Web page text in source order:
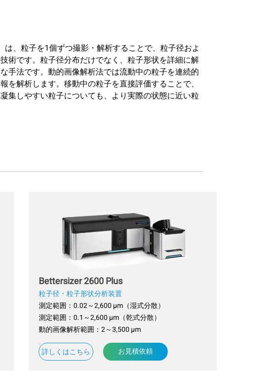
、粒子を1個ずつ撮影・解析することで、粒子径およ
術です。粒子径分布だけでなく、粒子形状を詳細に解
手法です。動的画像解析法では流動中の粒子を連続的
解析します。移動中の粒子を直接評価することで、
集しやすい粒子についても、より実際の状態に近い粒
Bettersizer 2600 Plus
粒子径・粒子形状分析装置
測定範囲：0.02～2,600 µm（湿式分散）
測定範囲：0.1～2,600 µm（乾式分散）
動的画像解析範囲：2～3,500 µm
詳しくはこちら お見積依頼